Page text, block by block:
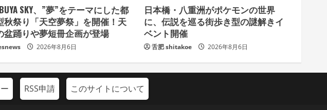
SKY、”夢”をテーマにした都
秋祭り「天空夢祭」を開催！天
盆踊りや夢短冊企画が登場
2026年8月6日
日本橋・八重洲がポケモンの世界
に、伝説を巡る街歩き型の謎解きイ
ベント開催
舌肥 shitakoe 2026年8月6日
RSS申請 このサイトについて